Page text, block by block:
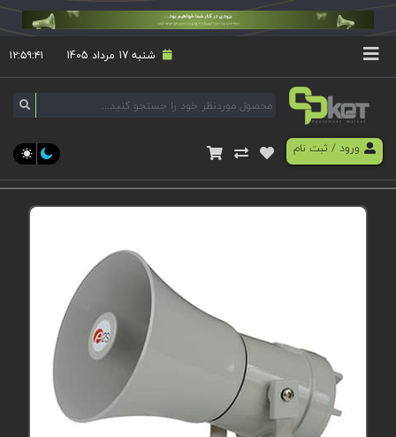
شنبه 17 مرداد 1405 ۱۲:۵۹:۴۱
ورود/ ثبت نام